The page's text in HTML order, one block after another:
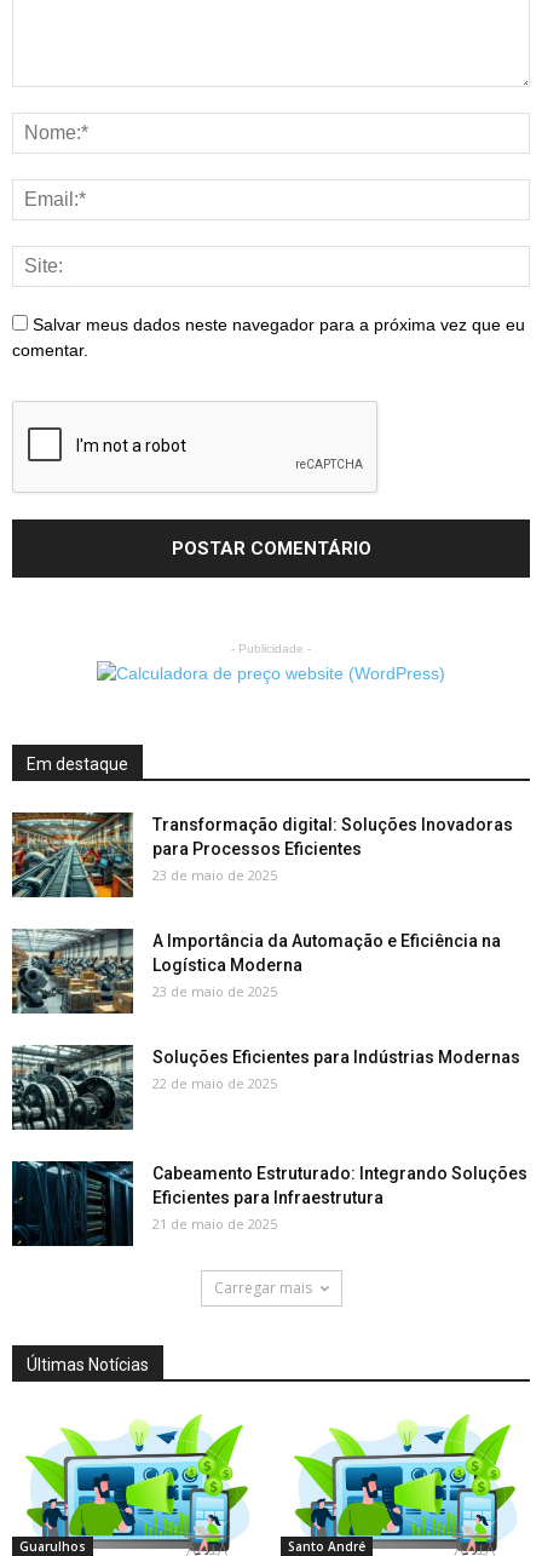
Salvar meus dados neste navegador para a próxima vez que eu
comentar.
- Publicidade -
Em destaque
Transformação digital: Soluções Inovadoras
para Processos Eficientes
23 de maio de 2025
A Importância da Automação e Eficiência na
Logística Moderna
23 de maio de 2025
Soluções Eficientes para Indústrias Modernas
22 de maio de 2025
Cabeamento Estruturado: Integrando Soluções
Eficientes para Infraestrutura
21 de maio de 2025
Carregar mais
Últimas Notícias
Guarulhos Santo André